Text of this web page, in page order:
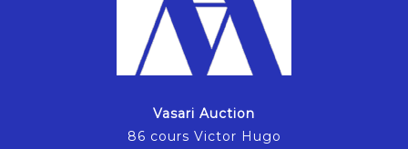
Vasari Auction
86 cours Victor Hugo